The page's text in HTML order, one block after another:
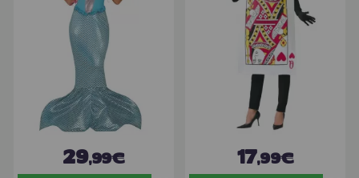
29,99€ 17,99€